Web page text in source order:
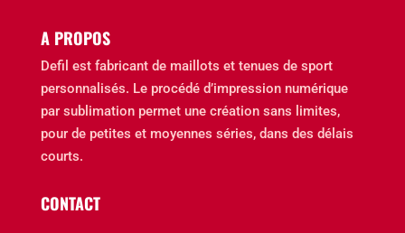
A PROPOS
Defil est fabricant de maillots et tenues de sport
personnalisés. Le procédé d’impression numérique
par sublimation permet une création sans limites,
pour de petites et moyennes séries, dans des délais
courts.
CONTACT